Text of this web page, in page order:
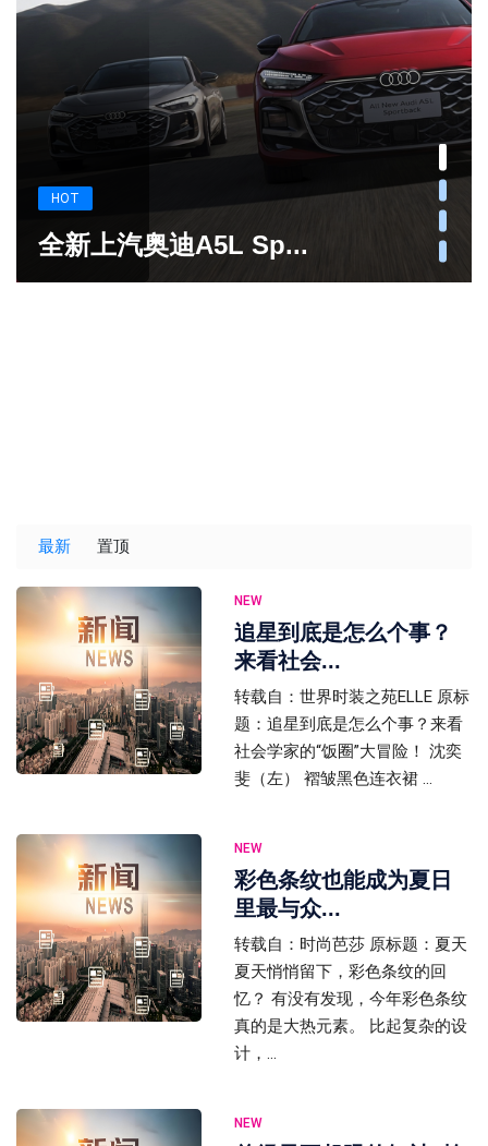
HOT
全新上汽奥迪A5L Sp...
最新 置顶
NEW
追星到底是怎么个事？
来看社会...
转载自：世界时装之苑ELLE 原标
题：追星到底是怎么个事？来看
社会学家的“饭圈”大冒险！ 沈奕
斐（左） 褶皱黑色连衣裙 ...
NEW
彩色条纹也能成为夏日
里最与众...
转载自：时尚芭莎 原标题：夏天
夏天悄悄留下，彩色条纹的回
忆？ 有没有发现，今年彩色条纹
真的是大热元素。 比起复杂的设
计，...
NEW